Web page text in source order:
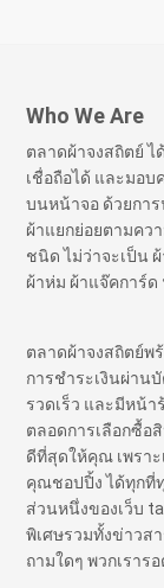
Who We Are
ตลาดผ้าจงสถิตย์
เชื่อถือได้ และมอ
บนหน้าจอ ด้วยกา
ผ้าแยกย่อยตามคว
ชนิด ไม่ว่าจะเป็น
ผ้าห่ม ผ้าแจ๊คการ์ด
ตลาดผ้าจงสถิตย์พ
การชำระเงินผ่าน
รวดเร็ว และมีหน้
ตลอดการเลือกซื้อ
ดีที่สุดให้คุณ เพรา
คุณชอปปิ้ง ได้ทุกที่ทุ
ส่วนหนึ่งของเว็บ
พิเศษรวมทั้งข่าวส
ถามใดๆ พวกเราร